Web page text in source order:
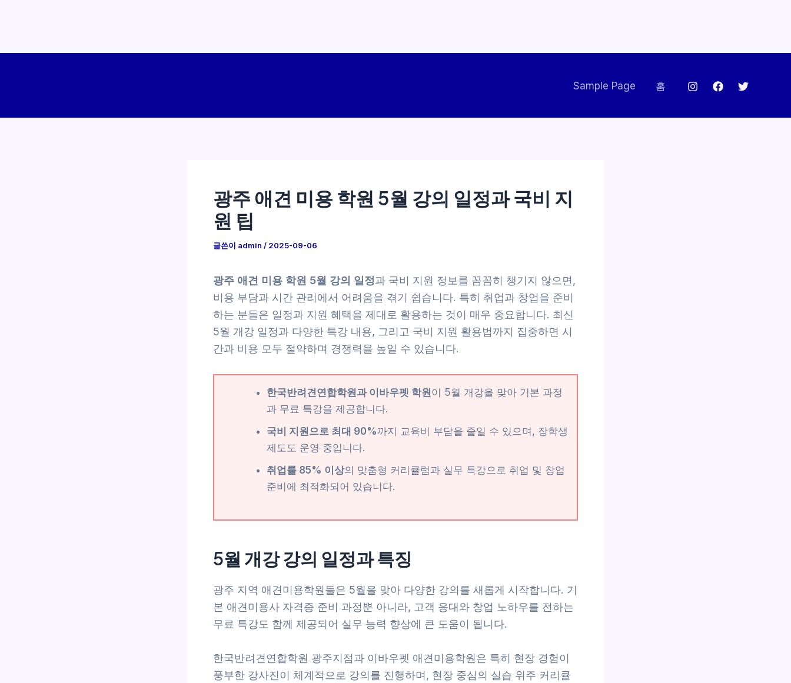
Sample Page 홈
광주 애견 미용 학원 5월 강의 일정과 국비 지
원 팁
글쓴이 admin / 2025-09-06
광주 애견 미용 학원 5월 강의 일정과 국비 지원 정보를 꼼꼼히 챙기지 않으면,
비용 부담과 시간 관리에서 어려움을 겪기 쉽습니다. 특히 취업과 창업을 준비
하는 분들은 일정과 지원 혜택을 제대로 활용하는 것이 매우 중요합니다. 최신
5월 개강 일정과 다양한 특강 내용, 그리고 국비 지원 활용법까지 집중하면 시
간과 비용 모두 절약하며 경쟁력을 높일 수 있습니다.
한국반려견연합학원과 이바우펫 학원이 5월 개강을 맞아 기본 과정
과 무료 특강을 제공합니다.
국비 지원으로 최대 90%까지 교육비 부담을 줄일 수 있으며, 장학생
제도도 운영 중입니다.
취업률 85% 이상의 맞춤형 커리큘럼과 실무 특강으로 취업 및 창업
준비에 최적화되어 있습니다.
5월 개강 강의 일정과 특징
광주 지역 애견미용학원들은 5월을 맞아 다양한 강의를 새롭게 시작합니다. 기
본 애견미용사 자격증 준비 과정뿐 아니라, 고객 응대와 창업 노하우를 전하는
무료 특강도 함께 제공되어 실무 능력 향상에 큰 도움이 됩니다.
한국반려견연합학원 광주지점과 이바우펫 애견미용학원은 특히 현장 경험이
풍부한 강사진이 체계적으로 강의를 진행하며, 현장 중심의 실습 위주 커리큘